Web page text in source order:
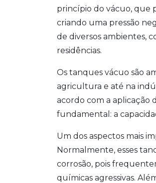
princípio do vácuo, que
criando uma pressão
de diversos ambientes,
residências.
Os tanques vácuo são
agricultura e até na
acordo com a aplicação
fundamental: a
Um dos aspectos mais
Normalmente, esses
corrosão, pois
químicas agressivas.